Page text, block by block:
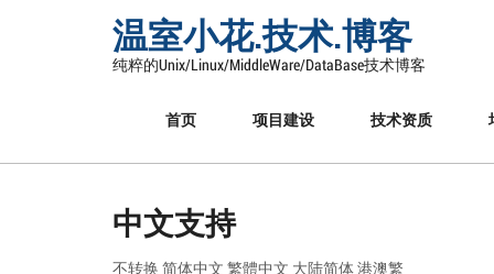
温室小花.技术.博客
纯粹的Unix/Linux/MiddleWare/DataBase技术博客
首页 项目建设 技术资质
中文支持
不转换 简体中文 繁體中文 大陆简体港澳繁